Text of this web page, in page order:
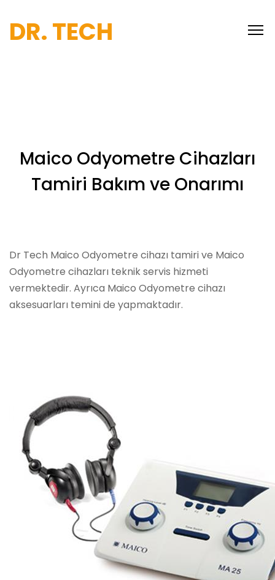
DR. TECH
Maico Odyometre Cihazları
Tamiri Bakım ve Onarımı
Dr Tech Maico Odyometre cihazı tamiri ve Maico
Odyometre cihazları teknik servis hizmeti
vermektedir. Ayrıca Maico Odyometre cihazı
aksesuarları temini de yapmaktadır.